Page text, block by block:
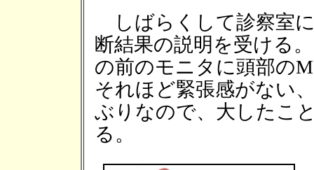
しばらくして診察室
断結果の説明を受ける
の前のモニタに頭部の
それほど緊張感がない
ぶりなので、大したこ
る。